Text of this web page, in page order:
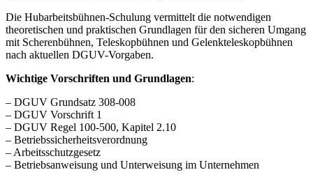
Die Hubarbeitsbühnen-Schulung vermittelt die notwendigen
theoretischen und praktischen Grundlagen für den sicheren Umgang
mit Scherenbühnen, Teleskopbühnen und Gelenkteleskopbühnen
nach aktuellen DGUV-Vorgaben.
Wichtige Vorschriften und Grundlagen:
– DGUV Grundsatz 308-008
– DGUV Vorschrift 1
– DGUV Regel 100-500, Kapitel 2.10
– Betriebssicherheitsverordnung
– Arbeitsschutzgesetz
– Betriebsanweisung und Unterweisung im Unternehmen